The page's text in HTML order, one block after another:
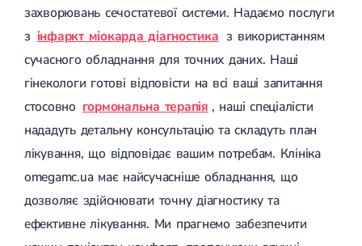
захворювань сечостатевої системи. Надаємо послуги
з інфаркт міокарда діагностика з використанням
сучасного обладнання для точних даних. Наші
гінекологи готові відповісти на всі ваші запитання
стосовно гормональна терапія , наші спеціалісти
нададуть детальну консультацію та складуть план
лікування, що відповідає вашим потребам. Клініка
omegamc.ua має найсучасніше обладнання, що
дозволяє здійснювати точну діагностику та
ефективне лікування. Ми прагнемо забезпечити